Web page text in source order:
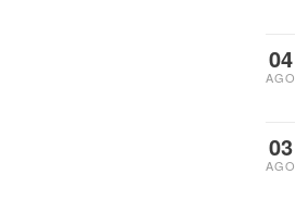
04
AGO
03
AGO